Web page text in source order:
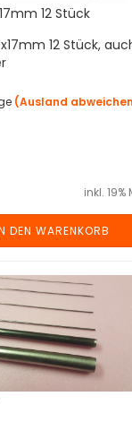
12 Stück
12 Stück,
(Ausland
inkl. 19%
DEN WARENKORB